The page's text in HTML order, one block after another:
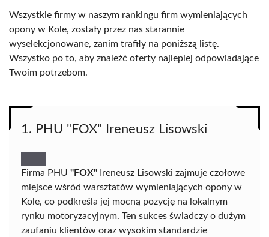
Wszystkie firmy w naszym rankingu firm wymieniających
opony w Kole, zostały przez nas starannie
wyselekcjonowane, zanim trafiły na poniższą listę.
Wszystko po to, aby znaleźć oferty najlepiej odpowiadające
Twoim potrzebom.
1. PHU "FOX" Ireneusz Lisowski
Firma PHU "FOX" Ireneusz Lisowski zajmuje czołowe
miejsce wśród warsztatów wymieniających opony w
Kole, co podkreśla jej mocną pozycję na lokalnym
rynku motoryzacyjnym. Ten sukces świadczy o dużym
zaufaniu klientów oraz wysokim standardzie